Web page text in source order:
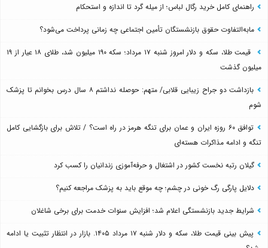
راهنمای کامل خرید رگال لباس؛ از میله گرد تا اندازه و استحکام
مابه‌التفاوت حقوق بازنشستگان تأمین اجتماعی چه زمانی پرداخت می‌شود؟
قیمت طلا، سکه و دلار امروز شنبه ۱۷ مرداد؛ سکه ۱۹۰ میلیون شد، طلای ۱۸ عیار از ۱۹
میلیون گذشت
بازداشت دو جراح زیبایی قلابی/ متهم: حوصله نداشتم ۸ سال درس بخوانم تا پزشک
شوم
توافق ۶۰ روزه ایران و عمان برای تنگه هرمز در راه است؟ / تلاش برای بازگشایی کامل
تنگه و ادامه مذاکرات هسته‌ای
گیلان رتبه نخست کشور در اشتغال و حرفه‌آموزی زندانیان را کسب کرد
دلایل پارگی رگ خونی در چشم؛ چه موقع باید به پزشک مراجعه کنیم؟
شرایط جدید بازنشستگی اعلام شد؛ افزایش سنوات خدمت برای برخی شاغلان
پیش بینی قیمت طلا، سکه و دلار شنبه ۱۷ مرداد ۱۴۰۵. بازار در انتظار تثبیت یا ادامه